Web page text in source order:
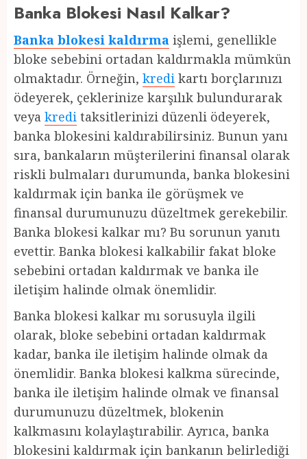
Banka Blokesi Nasıl Kalkar?
Banka blokesi kaldırma işlemi, genellikle
bloke sebebini ortadan kaldırmakla mümkün
olmaktadır. Örneğin, kredi kartı borçlarınızı
ödeyerek, çeklerinize karşılık bulundurarak
veya kredi taksitlerinizi düzenli ödeyerek,
banka blokesini kaldırabilirsiniz. Bunun yanı
sıra, bankaların müşterilerini finansal olarak
riskli bulmaları durumunda, banka blokesini
kaldırmak için banka ile görüşmek ve
finansal durumunuzu düzeltmek gerekebilir.
Banka blokesi kalkar mı? Bu sorunun yanıtı
evettir. Banka blokesi kalkabilir fakat bloke
sebebini ortadan kaldırmak ve banka ile
iletişim halinde olmak önemlidir.
Banka blokesi kalkar mı sorusuyla ilgili
olarak, bloke sebebini ortadan kaldırmak
kadar, banka ile iletişim halinde olmak da
önemlidir. Banka blokesi kalkma sürecinde,
banka ile iletişim halinde olmak ve finansal
durumunuzu düzeltmek, blokenin
kalkmasını kolaylaştırabilir. Ayrıca, banka
blokesini kaldırmak için bankanın belirlediği